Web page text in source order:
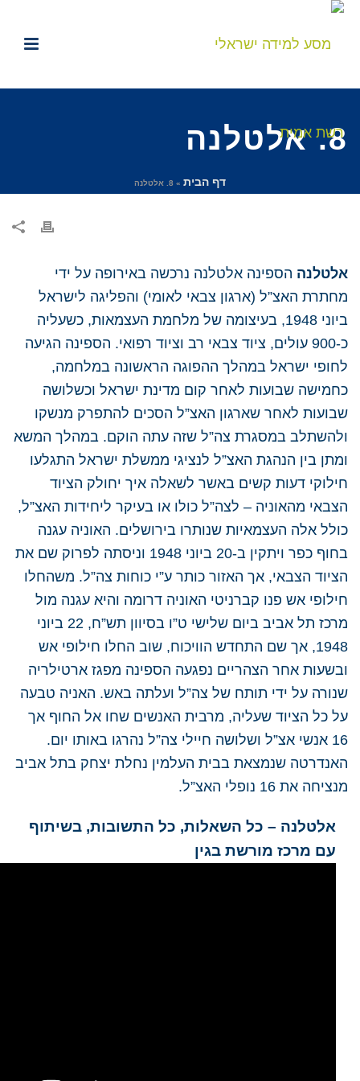
8. אלטלנה
דף הבית » 8. אלטלנה
אלטלנה הספינה אלטלנה נרכשה באירופה על ידי
מחתרת האצ”ל (ארגון צבאי לאומי) והפליגה לישראל
ביוני 1948, בעיצומה של מלחמת העצמאות, כשעליה
כ-900 עולים, ציוד צבאי רב וציוד רפואי. הספינה הגיעה
לחופי ישראל במהלך ההפוגה הראשונה במלחמה,
כחמישה שבועות לאחר קום מדינת ישראל וכשלושה
שבועות לאחר שארגון האצ”ל הסכים להתפרק מנשקו
ולהשתלב במסגרת צה”ל שזה עתה הוקם. במהלך המשא
ומתן בין הנהגת האצ”ל לנציגי ממשלת ישראל התגלעו
חילוקי דעות קשים באשר לשאלה איך יחולק הציוד
הצבאי מהאוניה – לצה”ל כולו או בעיקר ליחידות האצ”ל,
כולל אלה העצמאיות שנותרו בירושלים. האוניה עגנה
בחוף כפר ויתקין ב-20 ביוני 1948 וניסתה לפרוק שם את
הציוד הצבאי, אך האזור כותר ע”י כוחות צה”ל. משהחלו
חילופי אש פנו קברניטי האוניה דרומה והיא עגנה מול
מרכז תל אביב ביום שלישי ט”ו בסיוון תש”ח, 22 ביוני
1948, אך שם התחדש הוויכוח, שוב החלו חילופי אש
ובשעות אחר הצהריים נפגעה הספינה מפגז ארטילריה
שנורה על ידי תותח של צה”ל ועלתה באש. האניה טבעה
על כל הציוד שעליה, מרבית האנשים שחו אל החוף אך
16 אנשי אצ”ל ושלושה חיילי צה”ל נהרגו באותו יום.
האנדרטה שנמצאת בבית העלמין נחלת יצחק בתל אביב
מנציחה את 16 נופלי האצ”ל.
אלטלנה – כל השאלות, כל התשובות, בשיתוף
עם מרכז מורשת בגין